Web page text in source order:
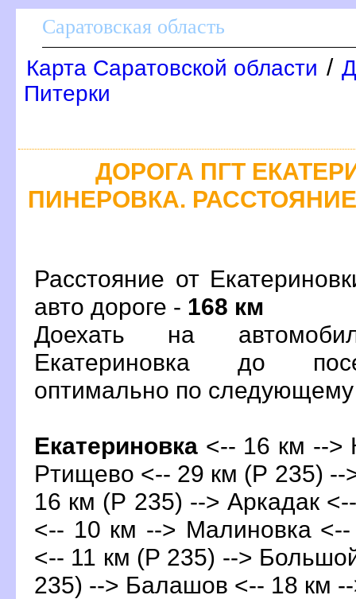
Саратовская область
Карта Саратовской области /
Питерки
ДОРОГА ПГТ
ПИНЕРОВКА.
Расстояние от
авто дороге - 168 км
Доехать на
Екатериновка до
оптимально по
Екатериновка <-- 16 км -->
Ртищево <-- 29 км (Р 235) --
16 км (Р 235) --> Аркадак
<-- 10 км --> Малиновка
<-- 11 км (Р 235) -->
235) --> Балашо <-- 18 км